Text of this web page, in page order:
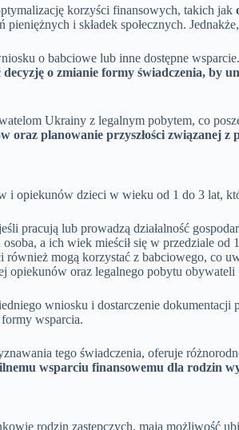
korzyści finansowych, takich jak
i składek społecznych.
o babciowe lub inne dostępne
decyzję o zmianie formy świadczenia,
Ukrainy z legalnym pobytem, co
oraz planowanie przyszłości związanej z
i opiekunów dzieci w wieku od 1 do 3 lat,
pracują lub prowadzą działalność
a ich wiek mieścił się w przedziale od
również mogą korzystać z babciowego, co
opiekunów oraz legalnego pobytu
wniosku i dostarczenie
wsparcia.
tego świadczenia, oferuje
wsparciu finansowemu dla rodzin
rodzin zastępczych, mają możliwość